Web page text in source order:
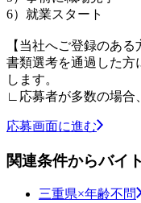
6）就業スタート
【当社へご登録のある
書類選考を通過した方
します。
∟応募者が多数の場合
応募画面に進む
関連条件からバイ
三重県×年齢不問